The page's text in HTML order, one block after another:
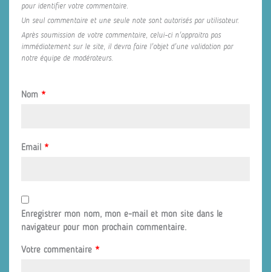
pour identifier votre commentaire.
Un seul commentaire et une seule note sont autorisés par utilisateur.
Après soumission de votre commentaire, celui-ci n'appraitra pas
immédiatement sur le site, il devra faire l'objet d'une validation par
notre équipe de modérateurs.
Nom *
Email *
Enregistrer mon nom, mon e-mail et mon site dans le
navigateur pour mon prochain commentaire.
Votre commentaire *